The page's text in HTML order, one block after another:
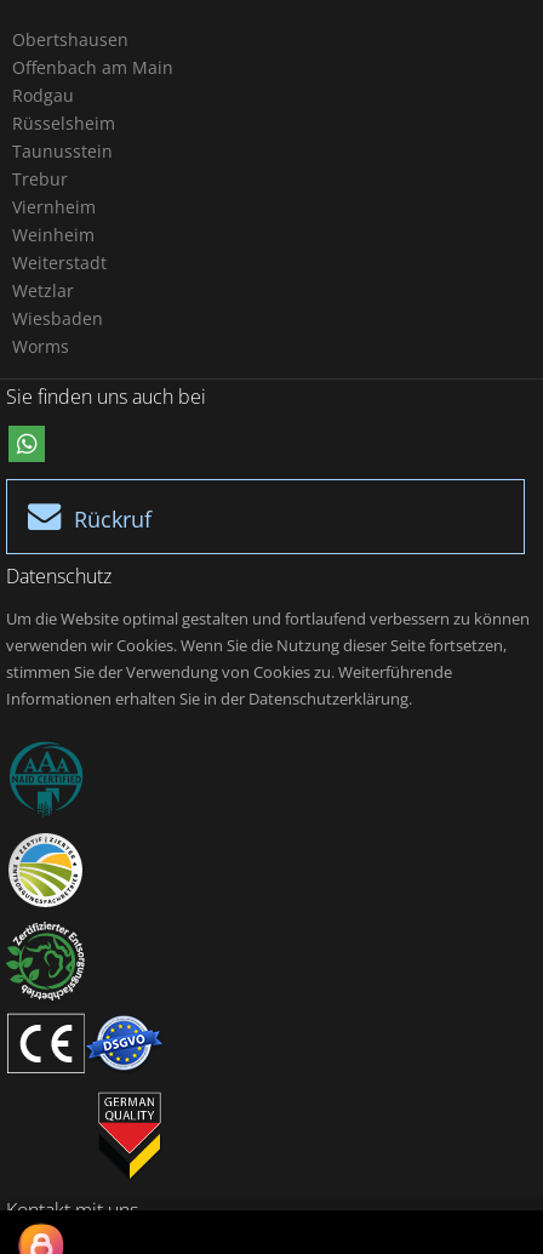
Obertshausen
Offenbach am Main
Rodgau
Rüsselsheim
Taunusstein
Trebur
Viernheim
Weinheim
Weiterstadt
Wetzlar
Wiesbaden
Worms
Sie finden uns auch bei
Rückruf
Datenschutz
Um die Website optimal gestalten und fortlaufend verbessern zu können
verwenden wir Cookies. Wenn Sie die Nutzung dieser Seite fortsetzen,
stimmen Sie der Verwendung von Cookies zu. Weiterführende
Informationen erhalten Sie in der Datenschutzerklärung.
Kontakt mit uns